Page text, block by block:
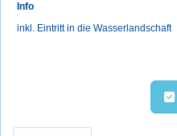
Info
inkl. Eintritt in die Wasserlandschaft